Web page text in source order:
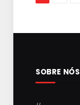
SOBRE NÓS